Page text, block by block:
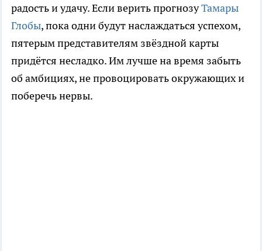
радость и удачу. Если верить прогнозуТамары
Глобы, пока одни будут наслаждаться успехом,
пятерым представителям звёздной карты
придётся несладко. Им лучше на время забыть
об амбициях, не провоцировать окружающих и
поберечь нервы.